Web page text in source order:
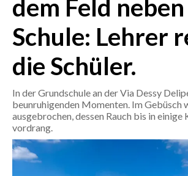
CRONACA
ITALIA
MONDO
POLITICA
ECONOMIA
SERVIZI ALLE IMPRESE
dem Feld
Schule: Lehrer
die Schüler.
In der Grundschule an der Via Dessy
beunruhigenden Momenten. Im Gebüsch
ausgebrochen, dessen Rauch bis in einige
vordrang.